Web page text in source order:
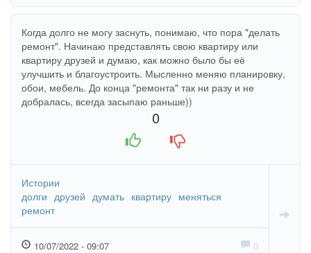
Когда долго не могу заснуть, понимаю, что пора "делать
ремонт". Начинаю представлять свою квартиру или
квартиру друзей и думаю, как можно было бы её
улучшить и благоустроить. Мысленно меняю планировку,
обои, мебель. До конца "ремонта" так ни разу и не
добралась, всегда засыпаю раньше))
0
Истории
долги друзей думать квартиру меняться
ремонт
10/07/2022 - 09:07 0